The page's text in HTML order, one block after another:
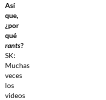
Así
que,
¿por
qué
rants?
SK:
Muchas
veces
los
videos